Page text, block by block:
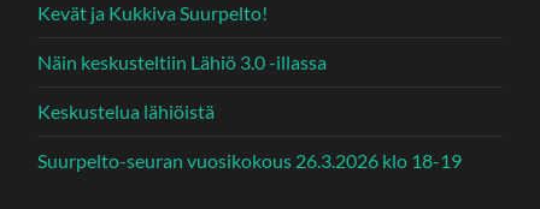
Kevät ja Kukkiva Suurpelto!
Näin keskusteltiin Lähiö 3.0 -illassa
Keskustelua lähiöistä
Suurpelto-seuran vuosikokous 26.3.2026 klo 18-19